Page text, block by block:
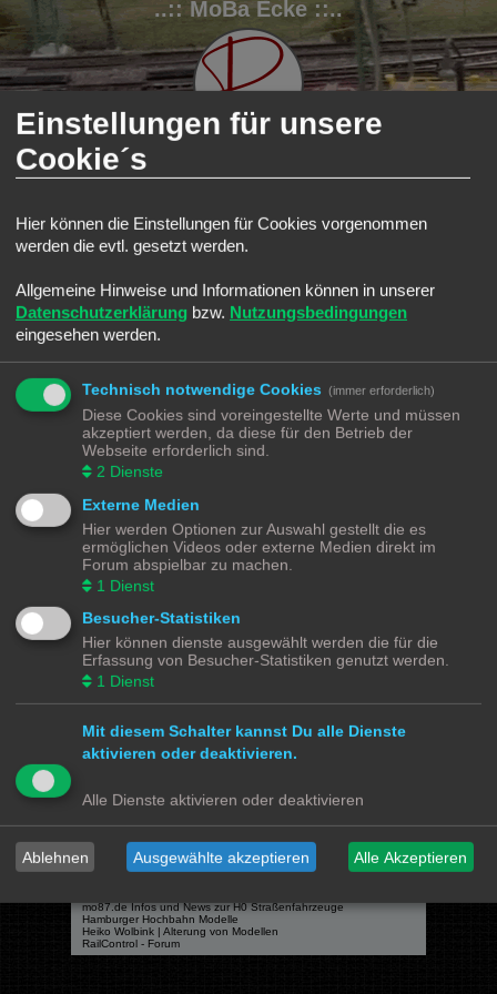
..:: MoBa Ecke ::..
FAQ Registrieren
Modellbahnforum Forum Suche
Aktive Themen
Zur erweiterten Suche
Die Suche ergab 0 Treffer • Seite
Es wurden keine passenden Ergebnisse gefunden.
Die Suche ergab 0 Treffer • Seite1 von1
Gehe zu
Modellbahnforum
Powered by
Datenschutz|Nutzungsbedingungen
Webseiten
Das Mittelleiter Magazin
Olli's Modellbahn Seite
Social Media
lenasmodellbahn <- Instagram
johns MOBA <- YouTube
Länderbahnzeit im Modell <- Facebook
mo87.de Infos und News zur H0 Straßenfahrzeuge
Hamburger Hochbahn Modelle
Heiko Wolbink | Alterung von Modellen
RailControl - Forum
Einstellungen für unsere
Cookie´s
Hier können die Einstellungen für Cookies vorgenommen
werden die evtl. gesetzt werden.
Allgemeine Hinweise und Informationen können in unserer
Datenschutzerklärung bzw. Nutzungsbedingungen
eingesehen werden.
Technisch notwendige Cookies (immer erforderlich)
Diese Cookies sind voreingestellte Werte und müssen
akzeptiert werden, da diese für den Betrieb der
Webseite erforderlich sind.
2 Dienste
Externe Medien
Hier werden Optionen zur Auswahl gestellt die es
ermöglichen Videos oder externe Medien direkt im
Forum abspielbar zu machen.
1 Dienst
Besucher-Statistiken
Hier können dienste ausgewählt werden die für die
Erfassung von Besucher-Statistiken genutzt werden.
1 Dienst
Mit diesem Schalter kannst Du alle Dienste
aktivieren oder deaktivieren.
Alle Dienste aktivieren oder deaktivieren
Ablehnen Ausgewählte akzeptieren Alle Akzeptieren